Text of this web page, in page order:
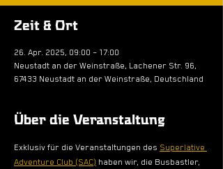
Zeit & Ort
26. Apr. 2025, 09:00 – 17:00
Neustadt an der Weinstraße, Lachener Str. 96,
67433 Neustadt an der Weinstraße, Deutschland
Über die Veranstaltung
Exklusiv für die Veranstaltungen des Superlative
Adventure Club (SAC) haben wir, die Busbastler,